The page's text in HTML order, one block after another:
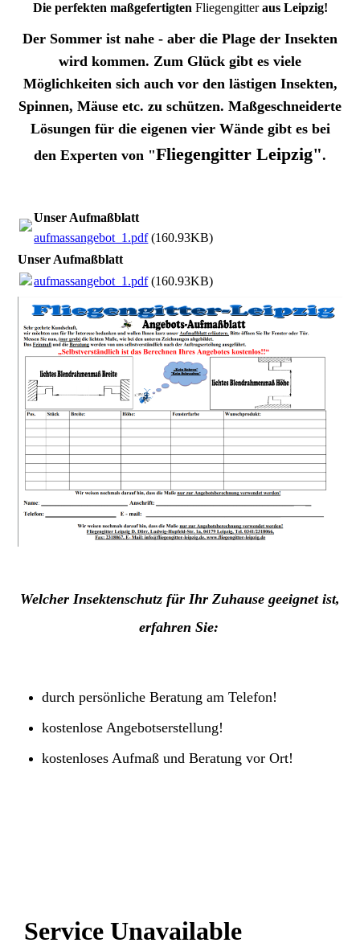
Die perfekten maßgefertigten Fliegengitteraus Leipzig!
Der Sommer ist nahe - aber die Plage der Insekten
wird kommen. Zum Glück gibt es viele
Möglichkeiten sich auch vor den lästigen Insekten,
Spinnen, Mäuse etc. zu schützen. Maßgeschneiderte
Lösungen für die eigenen vier Wände gibt es bei
den Experten von "Fliegengitter Leipzig".
Unser Aufmaßblatt
aufmassangebot_1.pdf(160.93KB)
Unser Aufmaßblatt
aufmassangebot_1.pdf(160.93KB)
Welcher Insektenschutz für Ihr Zuhause geeignet ist,
erfahren Sie:
durch persönliche Beratung am Telefon!
kostenlose Angebotserstellung!
kostenloses Aufmaß und Beratung vor Ort!